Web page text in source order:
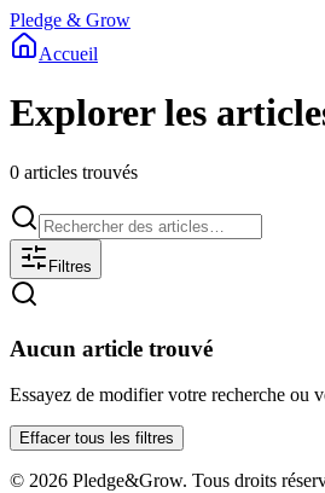
Pledge & Grow
Accueil
Explorer les
0 articles trouvés
Filtres
Aucun article trouvé
Essayez de modifier votre recherche ou
Effacer tous les filtres
© 2026 Pledge&Grow. Tous droits